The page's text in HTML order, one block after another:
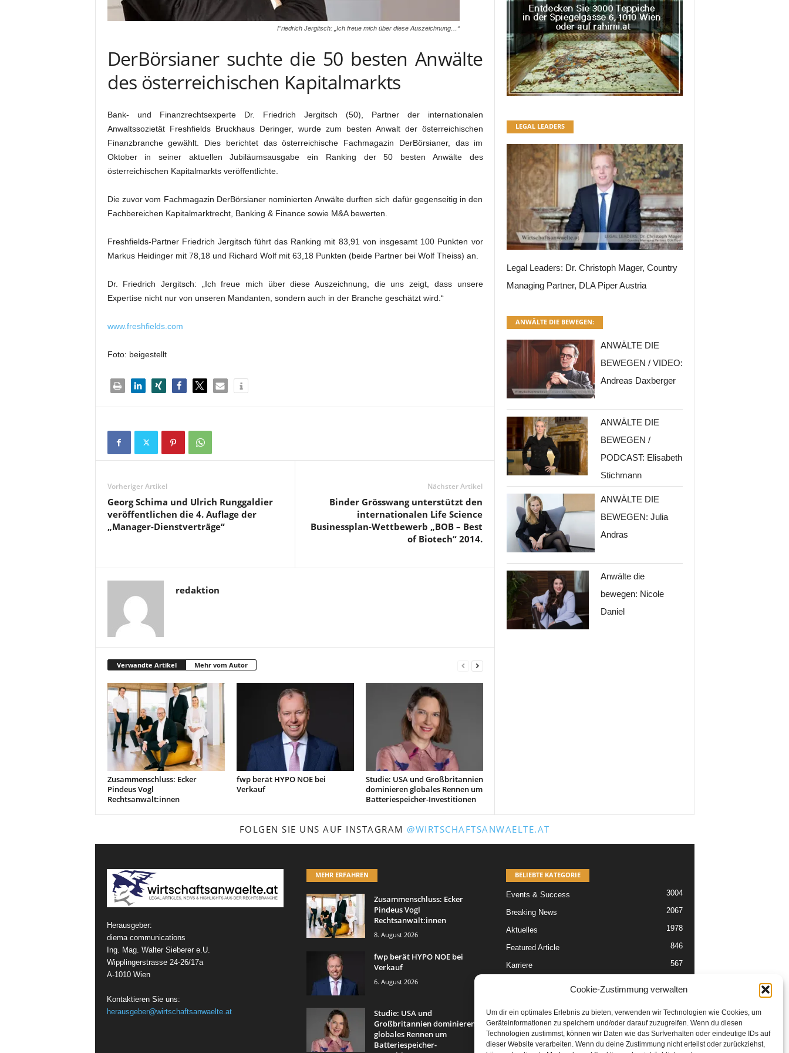
Cookie-Zustimmung verwalten
Um dir ein optimales Erlebnis zu bieten, verwenden wir Technologien wie Cookies, um
Geräteinformationen zu speichern und/oder darauf zuzugreifen. Wenn du diesen
Technologien zustimmst, können wir Daten wie das Surfverhalten oder eindeutige IDs auf
dieser Website verarbeiten. Wenn du deine Zustimmung nicht erteilst oder zurückziehst,
Friedrich Jergitsch: „Ich freue mich über diese Auszeichnung…“
DerBörsianer suchte die 50 besten Anwälte
des österreichischen Kapitalmarkts
Bank- und Finanzrechtsexperte Dr. Friedrich Jergitsch (50), Partner der internationalen
Anwaltssozietät Freshfields Bruckhaus Deringer, wurde zum besten Anwalt der österreichischen
Finanzbranche gewählt. Dies berichtet das österreichische Fachmagazin DerBörsianer, das im
Oktober in seiner aktuellen Jubiläumsausgabe ein Ranking der 50 besten Anwälte des
österreichischen Kapitalmarkts veröffentlichte.
Die zuvor vom Fachmagazin DerBörsianer nominierten Anwälte durften sich dafür gegenseitig in den
Fachbereichen Kapitalmarktrecht, Banking & Finance sowie M&A bewerten.
Freshfields-Partner Friedrich Jergitsch führt das Ranking mit 83,91 von insgesamt 100 Punkten vor
Markus Heidinger mit 78,18 und Richard Wolf mit 63,18 Punkten (beide Partner bei Wolf Theiss) an.
Dr. Friedrich Jergitsch: „Ich freue mich über diese Auszeichnung, die uns zeigt, dass unsere
Expertise nicht nur von unseren Mandanten, sondern auch in der Branche geschätzt wird.“
www.freshfields.com
Foto: beigestellt
Vorheriger Artikel
Georg Schima und Ulrich Runggaldier
veröffentlichen die 4. Auflage der
„Manager-Dienstverträge“
Nächster Artikel
Binder Grösswang unterstützt den
internationalen Life Science
Businessplan-Wettbewerb „BOB – Best
of Biotech“ 2014.
redaktion
Verwandte Artikel Mehr vom Autor
Zusammenschluss: Ecker
Pindeus Vogl
Rechtsanwält:innen
fwp berät HYPO NOE bei
Verkauf
Studie: USA und Großbritannien
dominieren globales Rennen um
Batteriespeicher-Investitionen
LEGAL LEADERS
Legal Leaders: Dr. Christoph Mager, Country
Managing Partner, DLA Piper Austria
ANWÄLTE DIE BEWEGEN:
ANWÄLTE DIE
BEWEGEN / VIDEO:
Andreas Daxberger
ANWÄLTE DIE
BEWEGEN /
PODCAST: Elisabeth
Stichmann
ANWÄLTE DIE
BEWEGEN: Julia
Andras
Anwälte die
bewegen: Nicole
Daniel
FOLGEN SIE UNS AUF INSTAGRAM @WIRTSCHAFTSANWAELTE.AT
Herausgeber:
diema communications
Ing. Mag. Walter Sieberer e.U.
Wipplingerstrasse 24-26/17a
A-1010 Wien
Kontaktieren Sie uns:
herausgeber@wirtschaftsanwaelte.at
MEHR ERFAHREN
Zusammenschluss: Ecker
Pindeus Vogl
Rechtsanwält:innen
8. August 2026
fwp berät HYPO NOE bei
Verkauf
6. August 2026
Studie: USA und
Großbritannien dominieren
globales Rennen um
Batteriespeicher-
BELIEBTE KATEGORIE
Events & Success 3004
Breaking News 2067
Aktuelles 1978
Featured Article 846
Karriere 567